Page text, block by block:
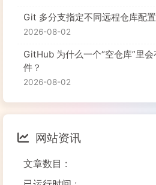
Git 多分支指定不同远程仓库配置
2026-08-02
GitHub 为什么一个“空仓库”里会有 Release 二进制文
件？
2026-08-02
网站资讯
文章数目 :